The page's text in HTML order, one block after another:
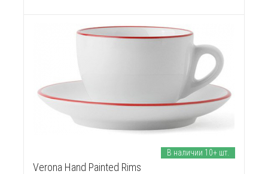
Verona Hand Painted Rims
В наличии 10+ шт.